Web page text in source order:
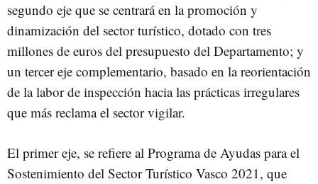
segundo eje que se centrará en la promoción y
dinamización del sector turístico, dotado con tres
millones de euros del presupuesto del Departamento; y
un tercer eje complementario, basado en la reorientación
de la labor de inspección hacia las prácticas irregulares
que más reclama el sector vigilar.
El primer eje, se refiere al Programa de Ayudas para el
Sostenimiento del Sector Turístico Vasco 2021, que